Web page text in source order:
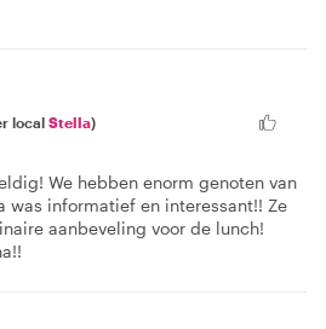
local Stella)
We hebben enorm genoten van
was informatief en interessant!! Ze
aanbeveling voor de lunch!